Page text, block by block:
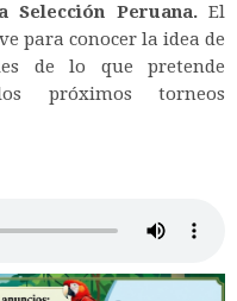
Peruana.El
para conocer la idea de
de lo que pretende
próximos torneos